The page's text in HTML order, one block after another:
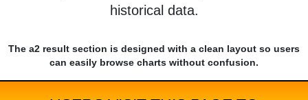
historical data.
The a2 result section is designed with a clean layout so users
can easily browse charts without confusion.